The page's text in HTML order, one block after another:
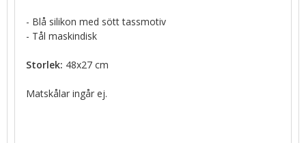
- Blå silikon med sött tassmotiv
- Tål maskindisk
Storlek: 48x27 cm
Matskålar ingår ej.